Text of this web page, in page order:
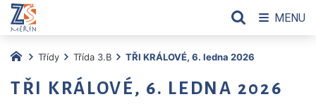
Třídy Třída 3.B TŘI KRÁLOVÉ, 6. ledna 2026
TŘI KRÁLOVÉ, 6. LEDNA 2026
MENU